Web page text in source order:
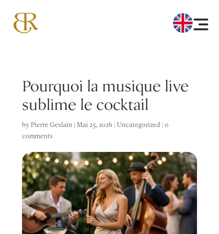
Pourquoi la musique live
sublime le cocktail
by Pierre Geslain Mai 25, 2026| Uncategorized
0
comments